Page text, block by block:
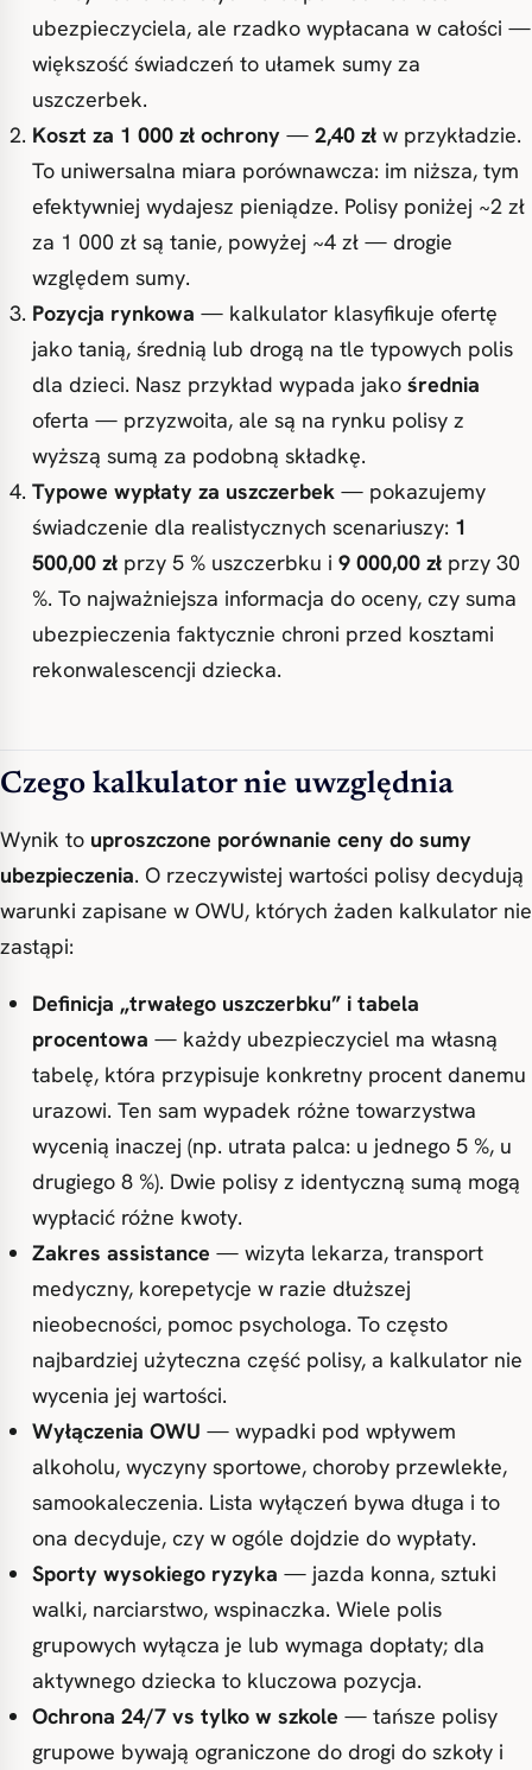
ubezpieczyciela, ale rzadko wypłacana w całości —
większość świadczeń to ułamek sumy za
uszczerbek.
Koszt za 1 000 zł ochrony — 2,40 zł w przykładzie.
To uniwersalna miara porównawcza: im niższa, tym
efektywniej wydajesz pieniądze. Polisy poniżej ~2 zł
za 1 000 zł są tanie, powyżej ~4 zł — drogie
względem sumy.
Pozycja rynkowa — kalkulator klasyfikuje ofertę
jako tanią, średnią lub drogą na tle typowych polis
dla dzieci. Nasz przykład wypada jako średnia
oferta — przyzwoita, ale są na rynku polisy z
wyższą sumą za podobną składkę.
Typowe wypłaty za uszczerbek — pokazujemy
świadczenie dla realistycznych scenariuszy: 1
500,00 zł przy 5 % uszczerbku i 9 000,00 zł przy 30
%. To najważniejsza informacja do oceny, czy suma
ubezpieczenia faktycznie chroni przed kosztami
rekonwalescencji dziecka.
Czego kalkulator nie uwzględnia
Wynik to uproszczone porównanie ceny do sumy
ubezpieczenia. O rzeczywistej wartości polisy decydują
warunki zapisane w OWU, których żaden kalkulator nie
zastąpi:
Definicja „trwałego uszczerbku” i tabela
procentowa — każdy ubezpieczyciel ma własną
tabelę, która przypisuje konkretny procent danemu
urazowi. Ten sam wypadek różne towarzystwa
wycenią inaczej (np. utrata palca: u jednego 5 %, u
drugiego 8 %). Dwie polisy z identyczną sumą mogą
wypłacić różne kwoty.
Zakres assistance — wizyta lekarza, transport
medyczny, korepetycje w razie dłuższej
nieobecności, pomoc psychologa. To często
najbardziej użyteczna część polisy, a kalkulator nie
wycenia jej wartości.
Wyłączenia OWU — wypadki pod wpływem
alkoholu, wyczyny sportowe, choroby przewlekłe,
samookaleczenia. Lista wyłączeń bywa długa i to
ona decyduje, czy w ogóle dojdzie do wypłaty.
Sporty wysokiego ryzyka — jazda konna, sztuki
walki, narciarstwo, wspinaczka. Wiele polis
grupowych wyłącza je lub wymaga dopłaty; dla
aktywnego dziecka to kluczowa pozycja.
Ochrona 24/7 vs tylko w szkole — tańsze polisy
grupowe bywają ograniczone do drogi do szkoły i